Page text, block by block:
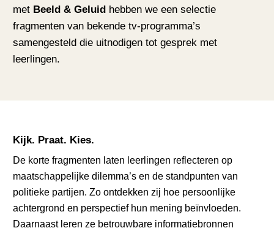
met Beeld & Geluid hebben we een selectie
fragmenten van bekende tv-programma’s
samengesteld die uitnodigen tot gesprek met
leerlingen.
Kijk. Praat. Kies.
De korte fragmenten laten leerlingen reflecteren op
maatschappelijke dilemma’s en de standpunten van
politieke partijen. Zo ontdekken zij hoe persoonlijke
achtergrond en perspectief hun mening beïnvloeden.
Daarnaast leren ze betrouwbare informatiebronnen